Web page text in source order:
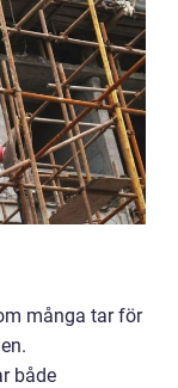
många tar för
både